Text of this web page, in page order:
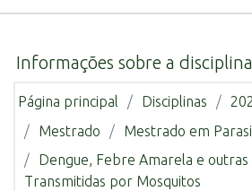
Informações sobre a disciplina
Página principal Disciplinas
Mestrado
Mestrado em
Dengue, Febre Amarela e
Transmitidas por Mosquitos